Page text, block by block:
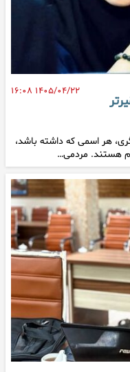
۱۴۰۵/۰۴/۲۲ ۱۶:۰۸
هر اسمی که داشته باشد،
هستند. مردمی…